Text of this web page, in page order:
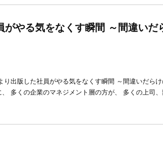
がやる気をなくす瞬間 ～間違いだ
り出版した社員がやる気をなくす瞬間 ～間違いだら
多くの企業のマネジメント層の方が、 多くの上司